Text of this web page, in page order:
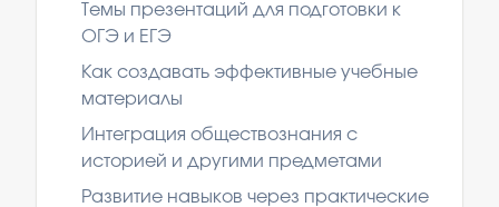
Темы презентаций для подготовки к
ОГЭ и ЕГЭ
Как создавать эффективные учебные
материалы
Интеграция обществознания с
историей и другими предметами
Развитие навыков через практические